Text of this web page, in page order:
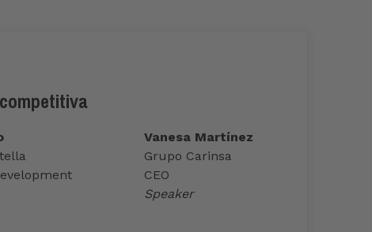
Vanesa Martínez
Grupo Carinsa
CEO
Speaker